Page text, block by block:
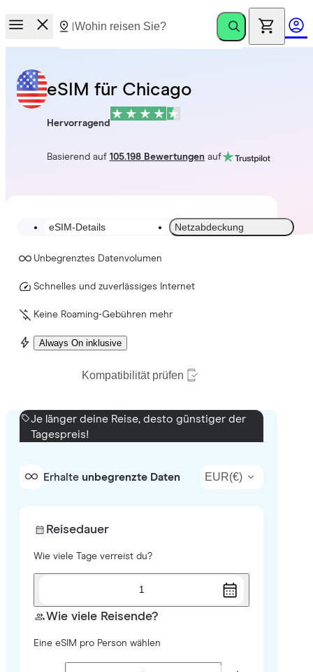
eSIM für Chicago
Hervorragend
Basierend auf 105.198 Bewertungen auf
eSIM-Details Netzabdeckung
Unbegrenztes Datenvolumen
Schnelles und zuverlässiges Internet
Keine Roaming-Gebühren mehr
Always On inklusive
Kompatibilität prüfen
Je länger deine Reise, desto günstiger der
Tagespreis!
Erhalte unbegrenzte Daten EUR(€)
Reisedauer
Wie viele Tage verreist du?
1
Wie viele Reisende?
Eine eSIM pro Person wählen